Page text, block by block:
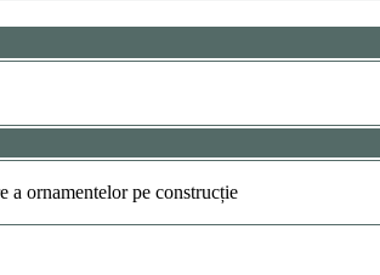
a ornamentelor pe construcție